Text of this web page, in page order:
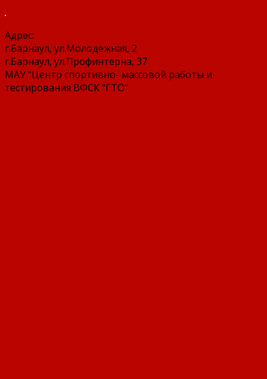
Адрес:
г.Барнаул, ул.Молодежная, 2
г.Барнаул, ул.Профинтерна, 37
МАУ "Центр спортивно- массовой работы и
тестирования ВФСК "ГТО"